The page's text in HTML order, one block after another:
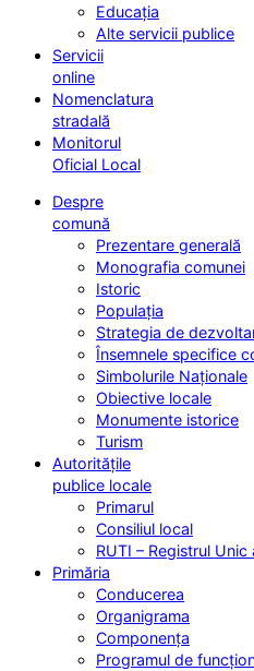
Educația
Alte servicii publice
Servicii
online
Nomenclatura
stradală
Monitorul
Oficial Local
Despre
comună
Prezentare generală
Monografia comunei
Istoric
Populația
Strategia de
Însemnele specifice
Simbolurile Naționale
Obiective locale
Monumente istorice
Turism
Autoritățile
publice locale
Primarul
Consiliul local
RUTI – Registrul
Primăria
Conducerea
Organigrama
Componența
Programul de